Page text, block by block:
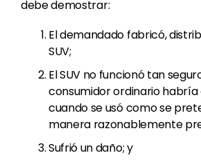
debe demostrar:
El demandado fabricó,
SUV;
El SUV no funcionó tan
consumidor ordinario
cuando se usó como se
manera razonablemente
Sufrió un daño; y